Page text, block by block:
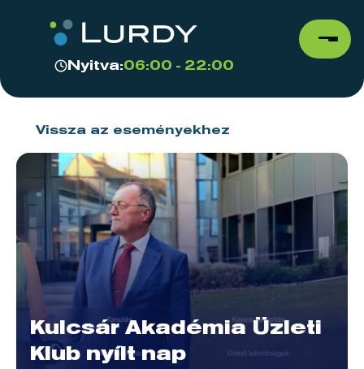
Nyitva:06:00 - 22:00
Vissza az eseményekhez
Kulcsár Akadémia Üzleti
Klub nyílt nap